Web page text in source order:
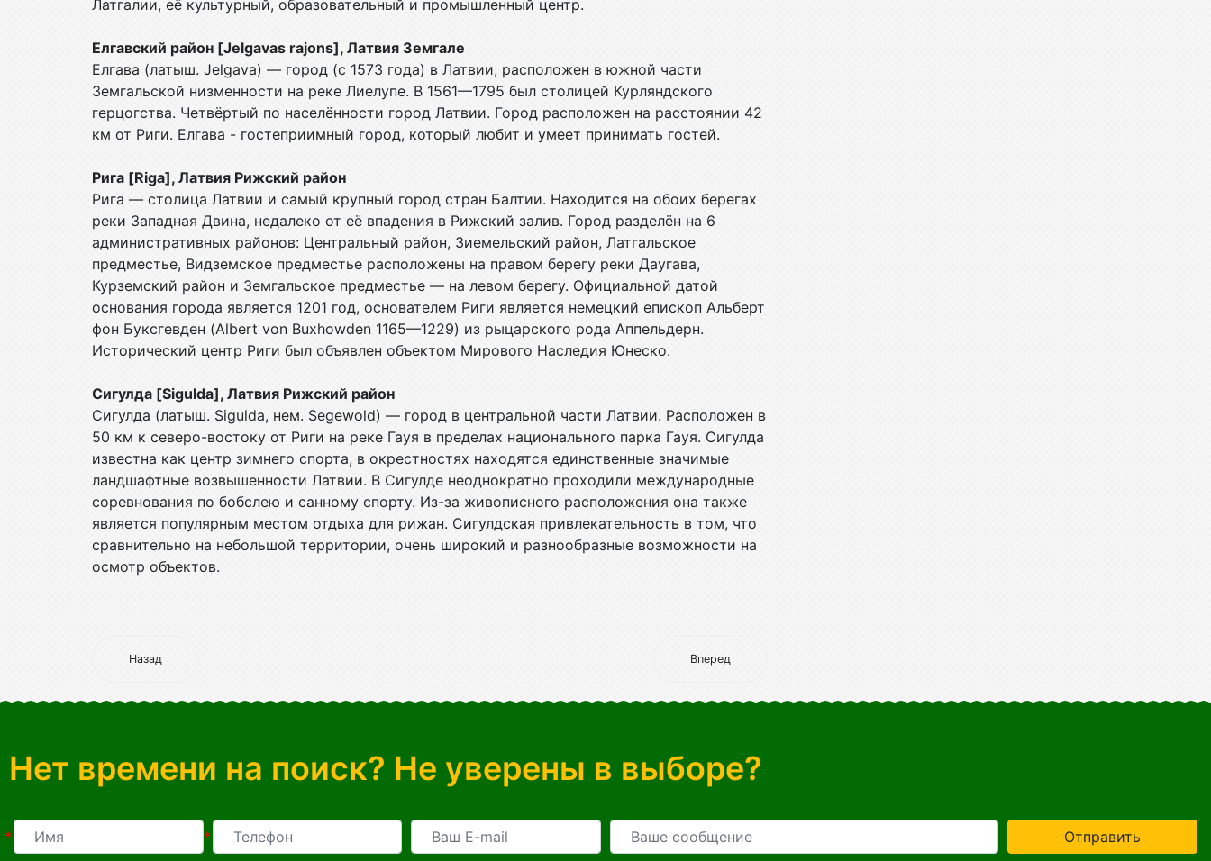
Латгалии, её культурный, образовательный и промышленный центр.
Елгавский район [Jelgavas rajons], Латвия Земгале
Елгава (латыш. Jelgava) — город (с 1573 года) в Латвии, расположен в южной части
Земгальской низменности на реке Лиелупе. В 1561—1795 был столицей Курляндского
герцогства. Четвёртый по населённости город Латвии. Город расположен на расстоянии 42
км от Риги. Елгава - гостеприимный город, который любит и умеет принимать гостей.
Рига [Riga], Латвия Рижский район
Рига — столица Латвии и самый крупный город стран Балтии. Находится на обоих берегах
реки Западная Двина, недалеко от её впадения в Рижский залив. Город разделён на 6
административных районов: Центральный район, Зиемельский район, Латгальское
предместье, Видземское предместье расположены на правом берегу реки Даугава,
Курземский район и Земгальское предместье — на левом берегу. Официальной датой
основания города является 1201 год, основателем Риги является немецкий епископ Альберт
фон Буксгевден (Albert von Buxhowden 1165—1229) из рыцарского рода Аппельдерн.
Исторический центр Риги был объявлен объектом Мирового Наследия Юнеско.
Сигулда [Sigulda], Латвия Рижский район
Сигулда (латыш. Sigulda, нем. Segewold) — город в центральной части Латвии. Расположен в
50 км к северо-востоку от Риги на реке Гауя в пределах национального парка Гауя. Сигулда
известна как центр зимнего спорта, в окрестностях находятся единственные значимые
ландшафтные возвышенности Латвии. В Сигулде неоднократно проходили международные
соревнования по бобслею и санному спорту. Из-за живописного расположения она также
является популярным местом отдыха для рижан. Cигулдcкая привлекательность в том, что
сравнительно на небольшой территории, очень широкий и разнообразные возможности на
осмотр объектов.
Назад Вперед
Нет времени на поиск? Не уверены в выборе?
* * Отправить